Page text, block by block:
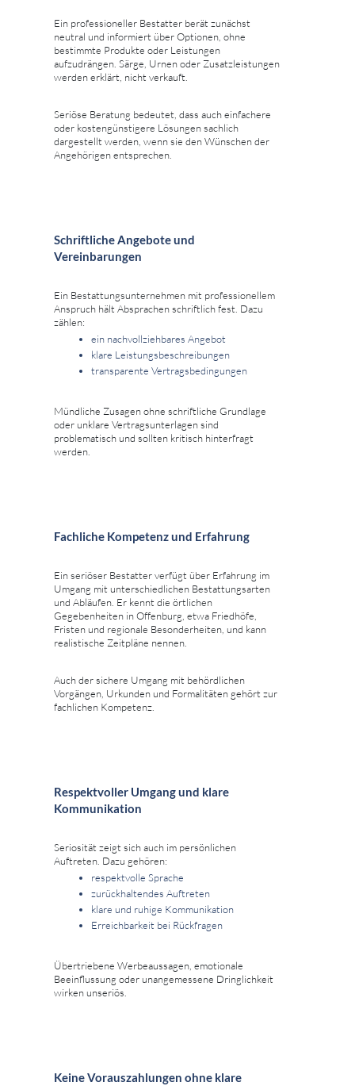
Ein professioneller Bestatter berät zunächst
neutral und informiert über Optionen, ohne
bestimmte Produkte oder Leistungen
aufzudrängen. Särge, Urnen oder Zusatzleistungen
werden erklärt, nicht verkauft.
Seriöse Beratung bedeutet, dass auch einfachere
oder kostengünstigere Lösungen sachlich
dargestellt werden, wenn sie den Wünschen der
Angehörigen entsprechen.
Schriftliche Angebote und
Vereinbarungen
Ein Bestattungsunternehmen mit professionellem
Anspruch hält Absprachen schriftlich fest. Dazu
zählen:
ein nachvollziehbares Angebot
klare Leistungsbeschreibungen
transparente Vertragsbedingungen
Mündliche Zusagen ohne schriftliche Grundlage
oder unklare Vertragsunterlagen sind
problematisch und sollten kritisch hinterfragt
werden.
Fachliche Kompetenz und Erfahrung
Ein seriöser Bestatter verfügt über Erfahrung im
Umgang mit unterschiedlichen Bestattungsarten
und Abläufen. Er kennt die örtlichen
Gegebenheiten in Offenburg, etwa Friedhöfe,
Fristen und regionale Besonderheiten, und kann
realistische Zeitpläne nennen.
Auch der sichere Umgang mit behördlichen
Vorgängen, Urkunden und Formalitäten gehört zur
fachlichen Kompetenz.
Respektvoller Umgang und klare
Kommunikation
Seriosität zeigt sich auch im persönlichen
Auftreten. Dazu gehören:
respektvolle Sprache
zurückhaltendes Auftreten
klare und ruhige Kommunikation
Erreichbarkeit bei Rückfragen
Übertriebene Werbeaussagen, emotionale
Beeinflussung oder unangemessene Dringlichkeit
wirken unseriös.
Keine Vorauszahlungen ohne klare